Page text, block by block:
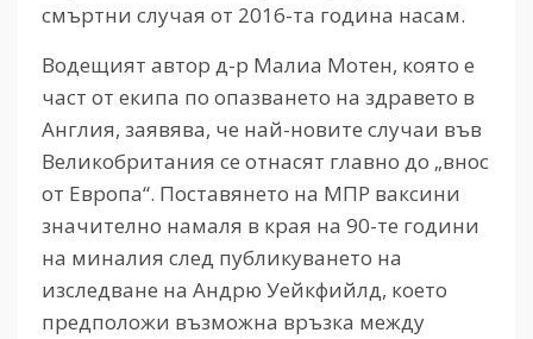
смъртни случая от 2016-та година насам.
Водещият автор д-р Малиа Мотен, която е
част от екипа по опазването на здравето в
Англия, заявява, че най-новите случаи във
Великобритания се отнасят главно до „внос
от Европа“. Поставянето на МПР ваксини
значително намаля в края на 90-те години
на миналия след публикуването на
изследване на Андрю Уейкфийлд, което
предположи възможна връзка между